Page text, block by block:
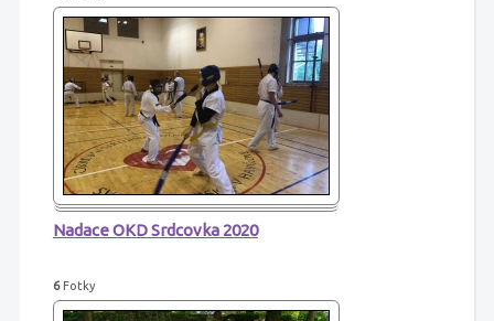
Nadace OKD Srdcovka 2020
6Fotky